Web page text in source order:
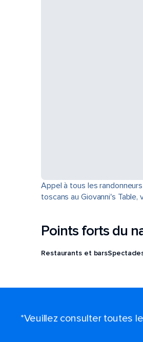
Appel à tous les
toscans au Giovanni's
Points forts du
Restaurants et bars
*Veuillez consulter toutes